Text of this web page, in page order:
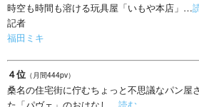
時空も時間も溶ける玩具屋「いもや本店」…
記者
福田ミキ
４位 （月間444pv）
桑名の住宅街に佇むちょっと不思議なパン屋